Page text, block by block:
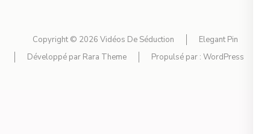
Copyright © 2026 Vidéos De Séduction
Elegant Pin
Développé par Rara Theme Propulsé par : WordPress